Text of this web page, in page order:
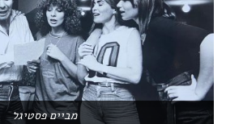
מביים פסטיגל